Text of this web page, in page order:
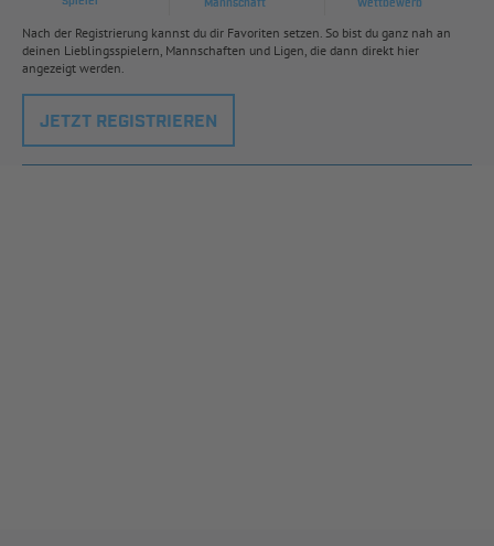
Mannschaft Wettbewerb
Nach der Registrierung kannst du dir Favoriten setzen. So bist du ganz nah an
deinen Lieblingsspielern, Mannschaften und Ligen, die dann direkt hier
angezeigt werden.
JETZT REGISTRIEREN